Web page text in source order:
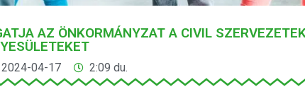
AZ ÖNKORMÁNYZAT A CIVIL
2024-04-17 2:09 du.